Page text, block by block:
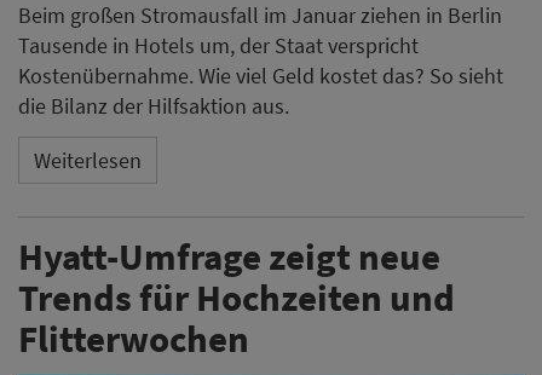
Beim großen Stromausfall im Januar ziehen in Berlin
Tausende in Hotels um, der Staat verspricht
Kostenübernahme. Wie viel Geld kostet das? So sieht
die Bilanz der Hilfsaktion aus.
Weiterlesen
Hyatt-Umfrage zeigt neue
Trends für Hochzeiten und
Flitterwochen